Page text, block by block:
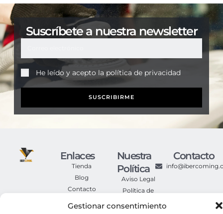
Gestionar consentimiento
Suscríbete a nuestra newsletter
He leído y acepto la política de privacidad
SUSCRIBIRME
Enlaces
Tienda
Blog
Contacto
Nuestra
Política
Aviso Legal
Política de
Política de
Contacto